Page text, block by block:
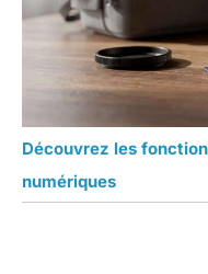
Découvrez les
numériques